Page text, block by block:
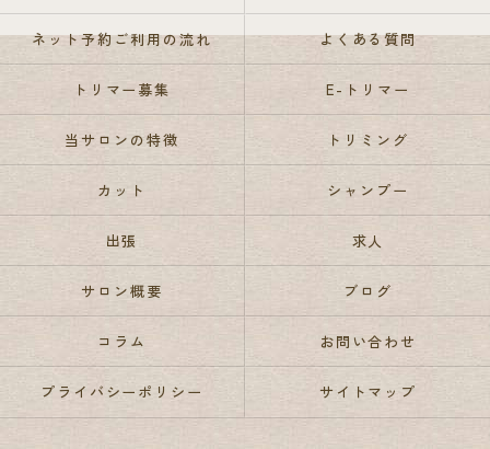
ネット予約ご利用の流れ よくある質問
トリマー募集 E-トリマー
当サロンの特徴 トリミング
カット シャンプー
出張 求人
サロン概要 ブログ
コラム お問い合わせ
プライバシーポリシー サイトマップ